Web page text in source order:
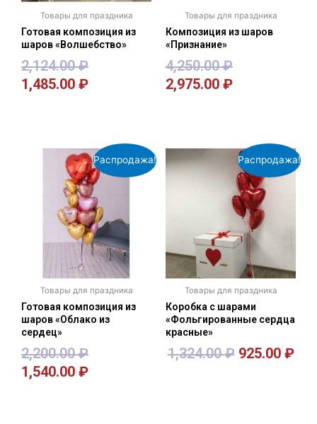
Товары для праздника
Готовая композиция из
шаров «Волшебство»
2,124.00₽
1,485.00 ₽
Товары для праздника
Композиция из шаров
«Признание»
4,250.00₽
2,975.00 ₽
Распродажа!
Товары для праздника
Готовая композиция из
шаров «Облако из
сердец»
2,200.00₽
1,540.00 ₽
Распродажа!
Товары для праздника
Коробка с шарами
«Фольгированные сердца
красные»
1,324.00₽ 925.00 ₽